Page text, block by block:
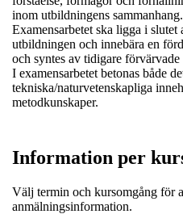
inom utbildningens sammanhang.
Examensarbetet ska ligga i slutet
utbildningen och innebära en
och syntes av tidigare förvärvade
I examensarbetet betonas både
tekniska/naturvetenskapliga
metodkunskaper.
Information per
Välj termin och kursomgång för
anmälningsinformation.